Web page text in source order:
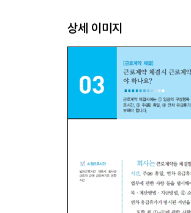
09 회사와 근로자는 근로계약
10 기간의 정함이 없는 근로
11 연봉계약서를 작성했다는
12 계약직 근로자를 2년 초
13 위탁사업기간에 맞추어
14 계약직 근로자를 2년을
18 합리적 이유 없이 계약직
19 차별시정명령은 차별적
20 출산전후휴가기간 중 근
상세 이미지